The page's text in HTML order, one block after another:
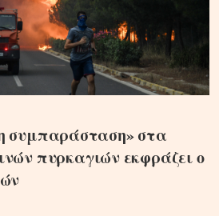
συμπαράσταση» στα
πυρκαγιών εκφράζει ο